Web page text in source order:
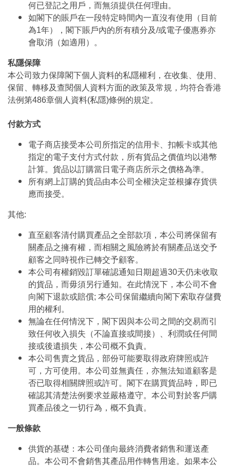
何已登記之用戶，而無須提供任何理由。
如閣下的賬戶在一段特定時間內一直沒有使用（目前
為1年），閣下賬戶內的所有積分及/或電子優惠券亦
會取消（如適用）。
私隱保障
本公司致力保障閣下個人資料的私隱權利，在收集、使用、
保留、轉移及查閱個人資料方面的政策及常規，均符合香港
法例第486章個人資料(私隱)條例的規定。
付款方式
電子商店接受本公司所指定的信用卡、扣帳卡或其他
指定的電子支付方式付款，所有貨品之價值均以港幣
計算。貨品以訂購當日電子商店所示之價格為準。
所有網上訂購的貨品由本公司全權決定並根據存貨供
應而接受。
其他:
直至顧客清付購買產品之全部款項，本公司將保留有
關產品之擁有權，而相關之風險將於有關產品送交予
顧客之同時視作已轉交予顧客。
本公司有權銷毀訂單確認通知日期超過30天仍未收取
的貨品，而毋須另行通知。在此情況下，本公司不會
向閣下退款或賠償; 本公司保留繼續向閣下索取存儲費
用的權利。
無論在任何情況下，閣下因與本公司之間的交易而引
致任何收入損失（不論直接或間接）、利潤或任何間
接或後遺損失，本公司概不負責。
本公司售賣之貨品，部份可能要取得政府牌照或許
可，方可使用。本公司並無責任，亦無法知道顧客是
否已取得相關牌照或許可。閣下在購買貨品時，即已
確認其清楚法例要求並嚴格遵守。本公司對於客戶購
買產品後之一切行為，概不負責。
一般條款
供貨的基礎：本公司僅向最終消費者銷售和運送產
品。本公司不會銷售其產品用作轉售用途。如果本公